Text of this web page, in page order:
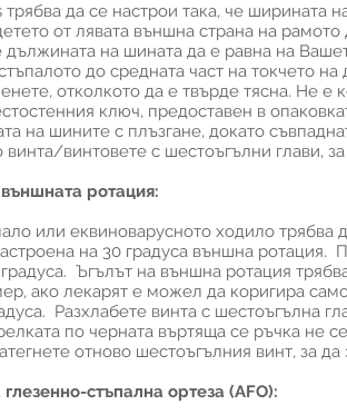
да се настрои така, че
от лявата външна страна на
дължината на шината да е равна на
до средната част на токчето
отколкото да е твърде тясна. Не е
ключ, предоставен в
на шините с плъзгане, докато
винта/винтовете с шестоъгълни глави,
ротация:
или еквиноварусното ходило
на 30 градуса външна ротация.
Ъгълът на външна ротация
ако лекарят е можел да коригира само
Разхлабете винта с шестоъгълна
по черната въртяща се ръчка не
отново шестоъгълния винт, за
стъпална ортеза (AFO):